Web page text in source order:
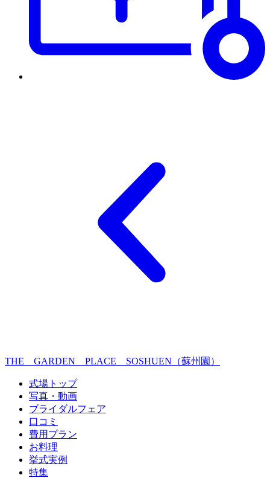
THE GARDEN PLACE SOSHUEN（蘇州園）
式場トップ
写真・動画
ブライダルフェア
口コミ
費用プラン
お料理
挙式実例
特集